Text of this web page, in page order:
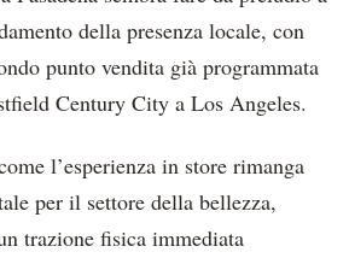
della presenza locale, con
punto vendita già programmata
Century City a Los Angeles.
l’esperienza in store rimanga
per il settore della bellezza,
trazione fisica immediata